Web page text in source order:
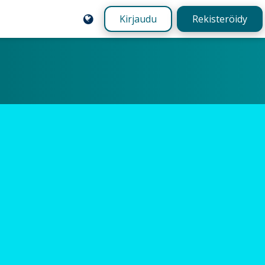
Kirjaudu Rekisteröidy